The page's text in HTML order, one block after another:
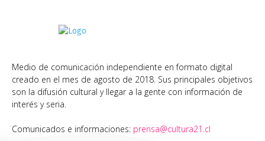
Medio de comunicación independiente en formato digital
creado en el mes de agosto de 2018. Sus principales objetivos
son la difusión cultural y llegar a la gente con información de
interés y seria.
Comunicados e informaciones: prensa@cultura21.cl